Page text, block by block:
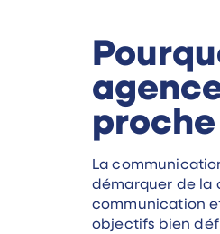
La
démarquer de la
communication
objectifs bien